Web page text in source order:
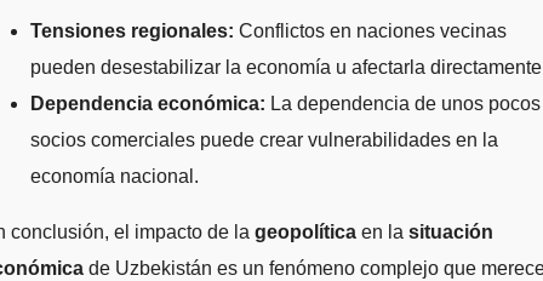
Tensiones regionales: Conflictos en naciones vecinas
pueden desestabilizar la economía u afectarla
Dependencia económica: La dependencia de unos pocos
socios comerciales puede crear vulnerabilidades en la
economía nacional.
conclusión, el impacto de la geopolítica en la situación
de Uzbekistán es un fenómeno complejo que